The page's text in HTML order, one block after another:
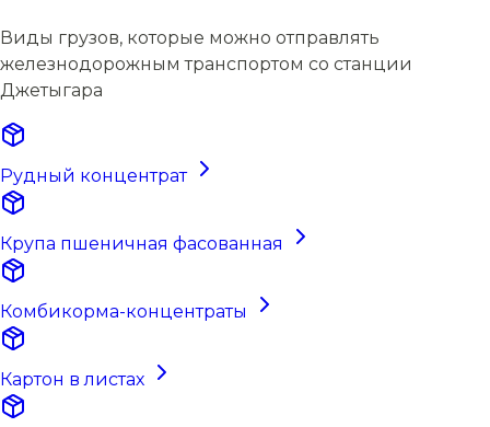
Виды грузов, которые можно отправлять
железнодорожным транспортом со станции
Джетыгара
Рудный концентрат
Крупа пшеничная фасованная
Комбикорма-концентраты
Картон в листах